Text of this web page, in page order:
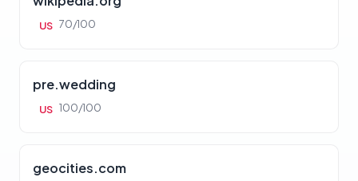
US 70/100
pre.wedding
US 100/100
geocities.com